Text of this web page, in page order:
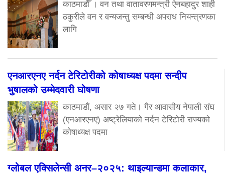
काठमाडौँ । वन तथा वातावरणमन्त्री ऐनबहादुर शाही
ठकुरीले वन र वन्यजन्तु सम्बन्धी अपराध नियन्त्रणका
लागि
एनआरएनए नर्दन टेरिटोरीको कोषाध्यक्ष पदमा सन्दीप
भुषालको उम्मेदवारी घोषणा
काठमाडौं, असार २७ गते। गैर आवासीय नेपाली संघ
(एनआरएनए) अष्ट्रेलियाको नर्दन टेरिटोरी राज्यको
कोषाध्यक्ष पदमा
ग्लोबल एक्सिलेन्सी अनर–२०२५: थाइल्यान्डमा कलाकार,